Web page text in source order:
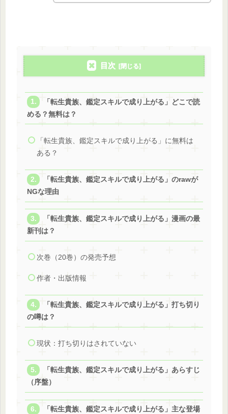
目次
「転生貴族、鑑定スキルで成り上がる」どこで読
める？無料は？
「転生貴族、鑑定スキルで成り上がる」に無料は
ある？
「転生貴族、鑑定スキルで成り上がる」のrawが
NGな理由
「転生貴族、鑑定スキルで成り上がる」漫画の最
新刊は？
次巻（20巻）の発売予想
作者・出版情報
「転生貴族、鑑定スキルで成り上がる」打ち切り
の噂は？
現状：打ち切りはされていない
「転生貴族、鑑定スキルで成り上がる」あらすじ
（序盤）
「転生貴族、鑑定スキルで成り上がる」主な登場